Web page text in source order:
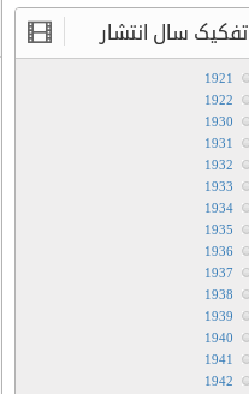
تفکیک سال انتشار
1921
1922
1930
1931
1932
1933
1934
1935
1936
1937
1938
1939
1940
1941
1942